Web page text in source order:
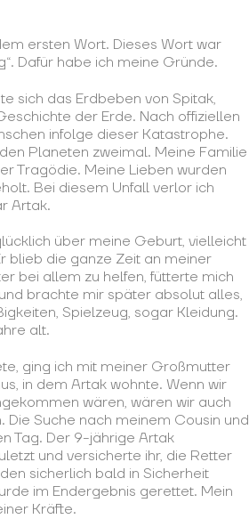
ersten Wort. Dieses Wort war
Dafür habe ich meine Gründe.
sich das Erdbeben von Spitak,
der Erde. Nach offiziellen
infolge dieser Katastrophe.
Planeten zweimal. Meine Familie
Tragödie. Meine Lieben wurden
Bei diesem Unfall verlor ich
Artak.
über meine Geburt, vielleicht
blieb die ganze Zeit an meiner
bei allem zu helfen, fütterte mich
brachte mir später absolut alles,
Spielzeug, sogar Kleidung.
alt.
ging ich mit meiner Großmutter
in dem Artak wohnte. Wenn wir
wären, wären wir auch
Suche nach meinem Cousin und
Tag. Der 9-jährige Artak
und versicherte ihr, die Retter
sicherlich bald in Sicherheit
im Endergebnis gerettet. Mein
Kräfte.